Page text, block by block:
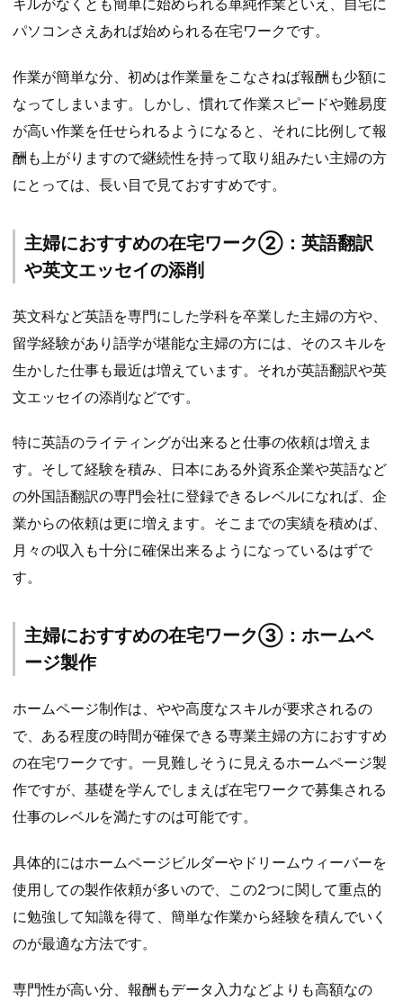
キルがなくとも簡単に始められる単純作業といえ、自宅に
パソコンさえあれば始められる在宅ワークです。
作業が簡単な分、初めは作業量をこなさねば報酬も少額に
なってしまいます。しかし、慣れて作業スピードや難易度
が高い作業を任せられるようになると、それに比例して報
酬も上がりますので継続性を持って取り組みたい主婦の方
にとっては、長い目で見ておすすめです。
主婦におすすめの在宅ワーク②：英語翻訳
や英文エッセイの添削
英文科など英語を専門にした学科を卒業した主婦の方や、
留学経験があり語学が堪能な主婦の方には、そのスキルを
生かした仕事も最近は増えています。それが英語翻訳や英
文エッセイの添削などです。
特に英語のライティングが出来ると仕事の依頼は増えま
す。そして経験を積み、日本にある外資系企業や英語など
の外国語翻訳の専門会社に登録できるレベルになれば、企
業からの依頼は更に増えます。そこまでの実績を積めば、
月々の収入も十分に確保出来るようになっているはずで
す。
主婦におすすめの在宅ワーク③：ホームペ
ージ製作
ホームページ制作は、やや高度なスキルが要求されるの
で、ある程度の時間が確保できる専業主婦の方におすすめ
の在宅ワークです。一見難しそうに見えるホームページ製
作ですが、基礎を学んでしまえば在宅ワークで募集される
仕事のレベルを満たすのは可能です。
具体的にはホームページビルダーやドリームウィーバーを
使用しての製作依頼が多いので、この2つに関して重点的
に勉強して知識を得て、簡単な作業から経験を積んでいく
のが最適な方法です。
専門性が高い分、報酬もデータ入力などよりも高額なの